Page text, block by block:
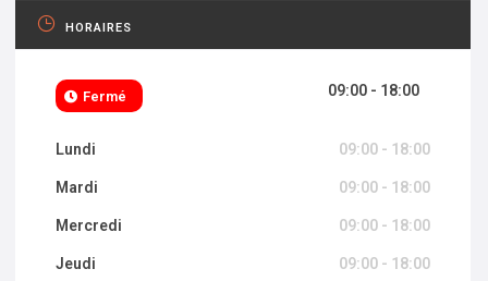
HORAIRES
Fermé 09:00 - 18:00
Lundi 09:00 - 18:00
Mardi 09:00 - 18:00
Mercredi 09:00 - 18:00
Jeudi 09:00 - 18:00